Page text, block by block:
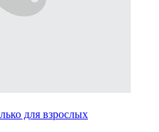
для взрослых